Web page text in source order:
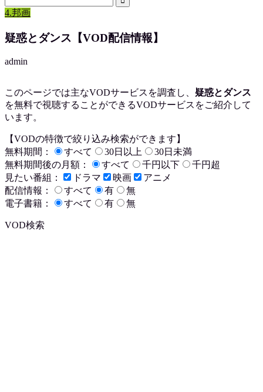
4.邦画
疑惑とダンス【VOD配信情報】
admin
このページでは主なVODサービスを調査し、 疑惑とダンス
を無料で視聴することができるVODサービスをご紹介して
います。
【VODの特徴で絞り込み検索ができます】
無料期間：
すべて 30日以上
30日未満
無料期間後の月額：
すべて 千円以下
千円超
見たい番組：
ドラマ 映画
アニメ
配信情報：
すべて 有
無
電子書籍：
すべて 有 無
VOD検索